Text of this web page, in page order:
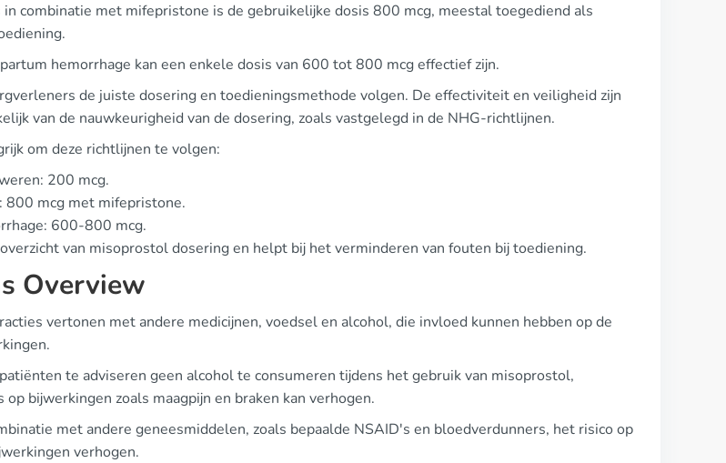
in combinatie met mifepristone is de gebruikelijke dosis 800 mcg, meestal toegediend als
hemorrhage kan een enkele dosis van 600 tot 800 mcg effectief zijn.
de juiste dosering en toedieningsmethode volgen. De effectiviteit en veiligheid zijn
van de nauwkeurigheid van de dosering, zoals vastgelegd in de NHG-richtlijnen.
om deze richtlijnen te volgen:
200 mcg.
800 mcg met mifepristone.
600-800 mcg.
van misoprostol dosering en helpt bij het verminderen van fouten bij toediening.
Overview
vertonen met andere medicijnen, voedsel en alcohol, die invloed kunnen hebben op de
te adviseren geen alcohol te consumeren tijdens het gebruik van misoprostol,
op bijwerkingen zoals maagpijn en braken kan verhogen.
met andere geneesmiddelen, zoals bepaalde NSAID's en bloedverdunners, het risico op
verhogen.